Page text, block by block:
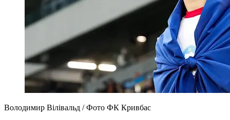
Володимир Вілівальд / Фото ФК Кривбас